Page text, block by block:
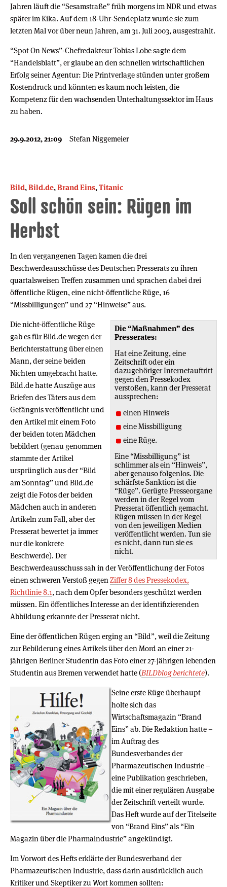
Jahren läuft die “Sesamstraße” früh morgens im NDR und etwas
später im Kika. Auf dem 18-Uhr-Sendeplatz wurde sie zum
letzten Mal vor über neun Jahren, am 31. Juli 2003, ausgestrahlt.
“Spot On News”-Chefredakteur Tobias Lobe sagte dem
“Handelsblatt”, er glaube an den schnellen wirtschaftlichen
Erfolg seiner Agentur: Die Printverlage stünden unter großem
Kostendruck und könnten es kaum noch leisten, die
Kompetenz für den wachsenden Unterhaltungssektor im Haus
zu haben.
29.9.2012, 21:09 Stefan Niggemeier
Bild,Bild.de,Brand Eins,Titanic
Soll schön sein: Rügen im
Herbst
In den vergangenen Tagen kamen die drei
Beschwerdeausschüsse des Deutschen Presserats zu ihren
quartalsweisen Treffen zusammen und sprachen dabei drei
öffentliche Rügen, eine nicht-öffentliche Rüge, 16
“Missbilligungen” und 27 “Hinweise” aus.
Die “Maßnahmen” des
Presserates:
Hat eine Zeitung, eine
Zeitschrift oder ein
dazugehöriger Internetauftritt
gegen den Pressekodex
verstoßen, kann der Presserat
aussprechen:
einen Hinweis
eine Missbilligung
eine Rüge.
Eine “Missbilligung” ist
schlimmer als ein “Hinweis”,
aber genauso folgenlos. Die
schärfste Sanktion ist die
“Rüge”. Gerügte Presseorgane
werden in der Regel vom
Presserat öffentlich gemacht.
Rügen müssen in der Regel
von den jeweiligen Medien
veröffentlicht werden. Tun sie
es nicht, dann tun sie es
nicht.
Die nicht-öffentliche Rüge
gab es für Bild.de wegen der
Berichterstattung über einen
Mann, der seine beiden
Nichten umgebracht hatte.
Bild.de hatte Auszüge aus
Briefen des Täters aus dem
Gefängnis veröffentlicht und
den Artikel mit einem Foto
der beiden toten Mädchen
bebildert (genau genommen
stammte der Artikel
ursprünglich aus der “Bild
am Sonntag” und Bild.de
zeigt die Fotos der beiden
Mädchen auch in anderen
Artikeln zum Fall, aber der
Presserat bewertet ja immer
nur die konkrete
Beschwerde). Der
Beschwerdeausschuss sah in der Veröffentlichung der Fotos
einen schweren Verstoß gegenZiffer 8 des Pressekodex,
Richtlinie 8.1, nach dem Opfer besonders geschützt werden
müssen. Ein öffentliches Interesse an der identifizierenden
Abbildung erkannte der Presserat nicht.
Eine der öffentlichen Rügen erging an “Bild”, weil die Zeitung
zur Bebilderung eines Artikels über den Mord an einer 21-
jährigen Berliner Studentin das Foto einer 27-jährigen lebenden
Studentin aus Bremen verwendet hatte (BILDblog berichtete).
Seine erste Rüge überhaupt
holte sich das
Wirtschaftsmagazin “Brand
Eins” ab. Die Redaktion hatte –
im Auftrag des
Bundesverbandes der
Pharmazeutischen Industrie –
eine Publikation geschrieben,
die mit einer regulären Ausgabe
der Zeitschrift verteilt wurde.
Das Heft wurde auf der Titelseite
von “Brand Eins” als “Ein
Magazin über die Pharmaindustrie” angekündigt.
Im Vorwort des Hefts erklärte der Bundesverband der
Pharmazeutischen Industrie, dass darin ausdrücklich auch
Kritiker und Skeptiker zu Wort kommen sollten: